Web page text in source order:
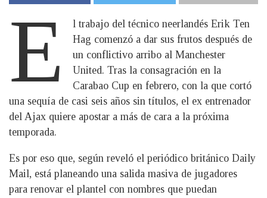
E
l trabajo del técnico neerlandés Erik Ten
Hag comenzó a dar sus frutos después de
un conflictivo arribo al Manchester
United. Tras la consagración en la
Carabao Cup en febrero, con la que cortó
una sequía de casi seis años sin títulos, el ex entrenador
del Ajax quiere apostar a más de cara a la próxima
temporada.
Es por eso que, según reveló el periódico británico Daily
Mail, está planeando una salida masiva de jugadores
para renovar el plantel con nombres que puedan